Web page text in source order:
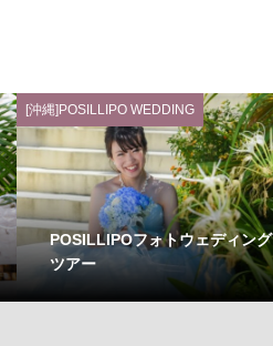
[沖縄]POSILLIPO WEDDING
POSILLIPOフォトウェディング
ツアー